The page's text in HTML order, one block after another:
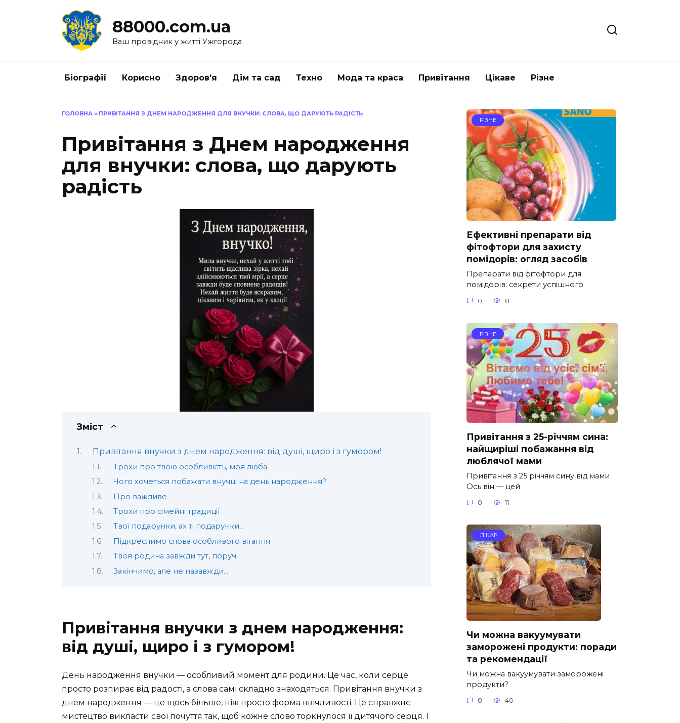
88000.com.ua
Ваш провідник у житті Ужгорода
Біографії Корисно Здоров’я Дім та сад Техно Мода та краса Привітання Цікаве Різне
ГОЛОВНА » ПРИВІТАННЯ З ДНЕМ НАРОДЖЕННЯ ДЛЯ ВНУЧКИ: СЛОВА, ЩО ДАРУЮТЬ РАДІСТЬ
Привітання з Днем народження
для внучки: слова, що дарують
радість
Зміст
Привітання внучки з днем народження: від душі, щиро і з гумором!
Трохи про твою особливість, моя люба
Чого хочеться побажати внучці на день народження?
Про важливе
Трохи про сімейні традиції
Твої подарунки, ах ті подарунки…
Підкреслимо слова особливого вітання
Твоя родина завжди тут, поруч
Закінчимо, але не назавжди…
Привітання внучки з днем народження:
від душі, щиро і з гумором!
День народження внучки — особливий момент для родини. Це час, коли серце
просто розпирає від радості, а слова самі складно знаходяться. Привітання внучки з
днем народження — це щось більше, ніж просто форма ввічливості. Це справжнє
мистецтво викласти свої почуття так, щоб кожне слово торкнулося її дитячого серця. І
РІЗНЕ
Ефективні препарати від
фітофтори для захисту
помідорів: огляд засобів
Препарати від фітофтори для
помідорів: секрети успішного
0 8
РІЗНЕ
Привітання з 25-річчям сина:
найщиріші побажання від
люблячої мами
Привітання з 25 річчям сину від мами
Ось він — цей
0 11
ЛІКАР
Чи можна вакуумувати
заморожені продукти: поради
та рекомендації
Чи можна вакуумувати заморожені
продукти?
0 40